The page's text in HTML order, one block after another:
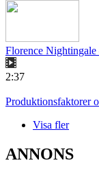
Florence Nightingale
2:37
Produktionsfaktorer
Visa fler
ANNONS